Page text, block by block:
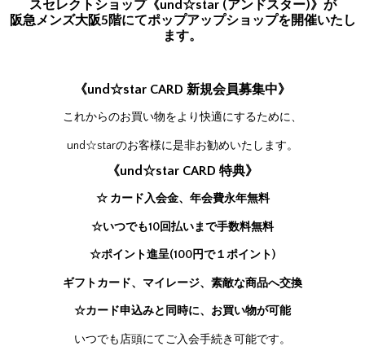
スセレクトショップ《und☆star (アンドスター)》が
阪急メンズ大阪5階にてポップアップショップを開催いたし
ます。
《und☆star CARD 新規会員募集中》
これからのお買い物をより快適にするために、
und☆starのお客様に是非お勧めいたします。
《und☆star CARD 特典》
☆ カード入会金、年会費永年無料
☆いつでも10回払いまで手数料無料
☆ポイント進呈(100円で１ポイント)
ギフトカード、マイレージ、素敵な商品へ交換
☆カード申込みと同時に、お買い物が可能
いつでも店頭にてご入会手続き可能です。